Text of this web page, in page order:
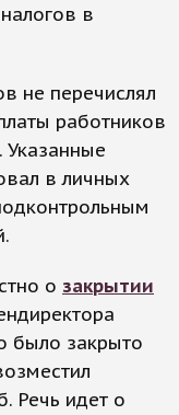
в
не перечислял
работников
Указанные
в личных
о закрытии
было закрыто
Речь идет о